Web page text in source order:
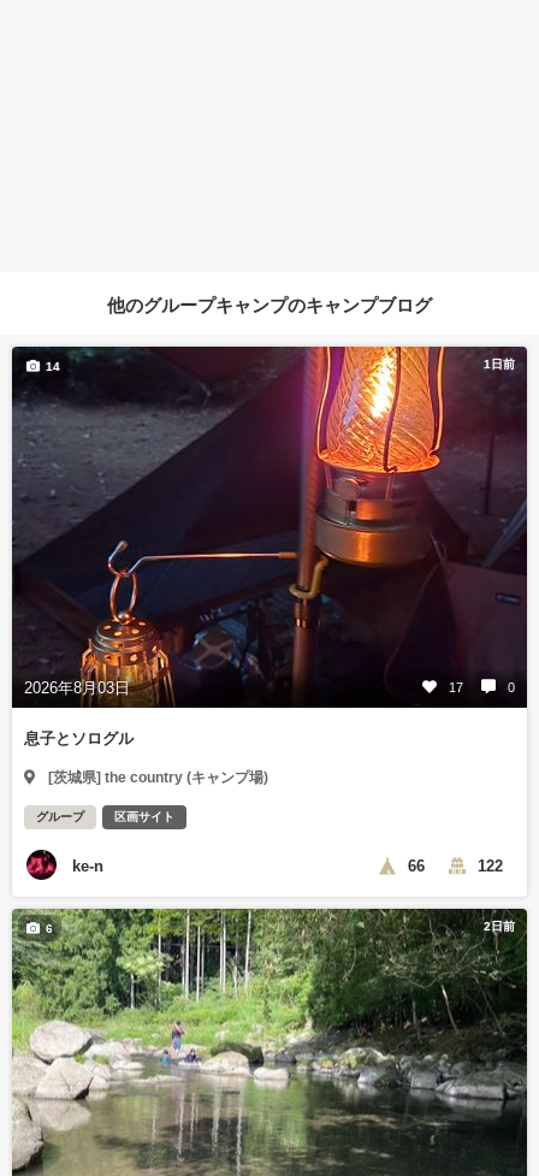
他のグループキャンプのキャンプブログ
1日前
2026年8月03日 17 0
14
息子とソログル
[茨城県] the country (キャンプ場)
グループ 区画サイト
ke-n 66 122
2日前
6